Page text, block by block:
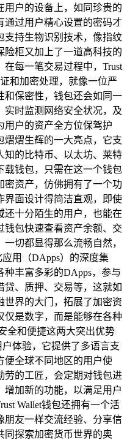
用户的设备上，如同珍贵的
通过用户精心设置的密码才
支持生物识别技术，像指纹
险柜又加上了一道高科技的
每一笔交易过程中，Trust
和加密处理，就像一位严
和保密性，钱包还会如同一
实时监测网络安全状况，及
用户的资产全方位保驾护
熠熠生辉的一大亮点，它支
知的比特币、以太坊、莱特
载钱包，只需在这一个钱包
密资产，仿佛拥有了一个功
界面设计得简洁直观，即使
还十分陌生的用户，也能在
钱包快速查看资产余额、交
切都显得那么流畅自然，
应用（DApps）的深度集
丰富多彩的DApps，参与
贷、质押、交易等，这就如
世界的大门，拓展了加密资
仅是数字，而是能够在各种
全和便捷这两大突出优势
户体验，它提供了多语言支
便全球不同地区的用户使
劳的工匠，会定期对钱包进
加新的功能，以满足用户
Wallet钱包还拥有一个活
朋友一样交流经验、分享信
同探索加密货币世界的奥